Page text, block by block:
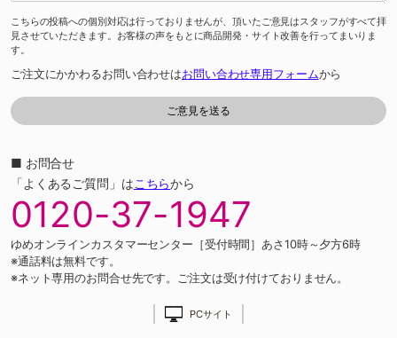
こちらの投稿への個別対応は行っておりませんが、頂いたご意見はスタッフがすべて拝
見させていただきます。お客様の声をもとに商品開発・サイト改善を行ってまいりま
す。
ご注文にかかわるお問い合わせはお問い合わせ専用フォームから
■ お問合せ
「よくあるご質問」はこちらから
0120-37-1947
ゆめオンラインカスタマーセンター［受付時間］あさ10時～夕方6時
※通話料は無料です。
※ネット専用のお問合せ先です。ご注文は受け付けておりません。
PCサイト